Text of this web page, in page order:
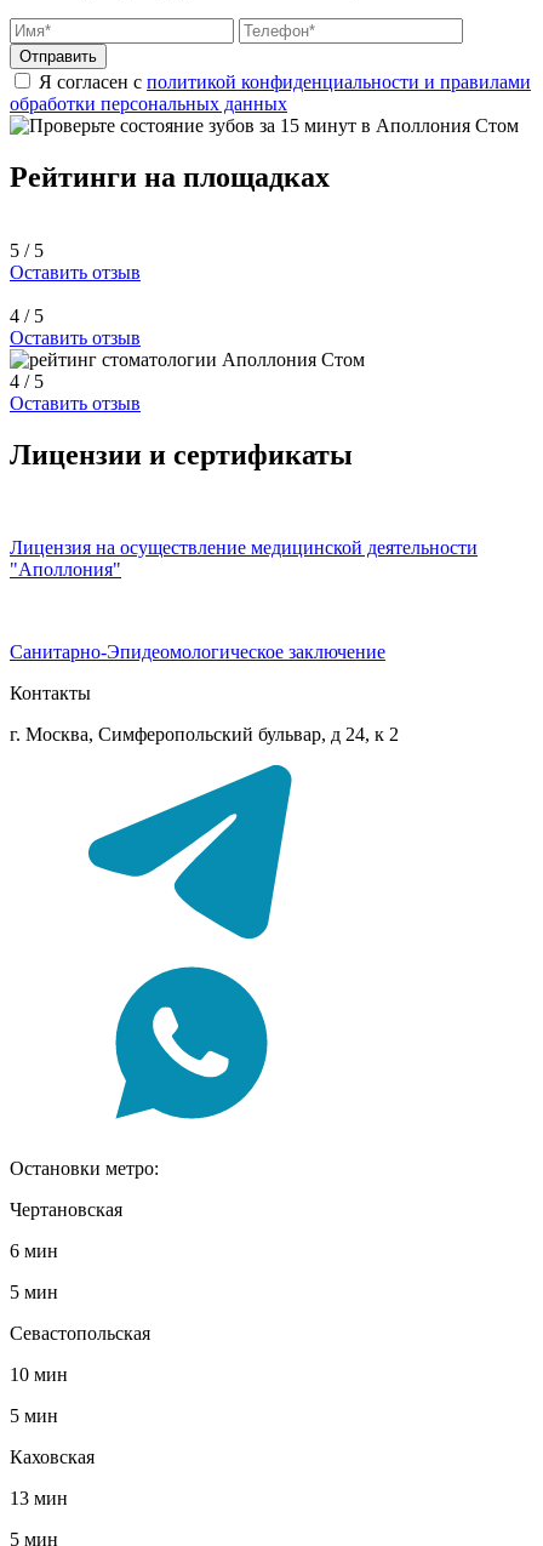
Отправить
Я согласен с политикой конфиденциальности и правилами
обработки персональных данных
Рейтинги на площадках
5 / 5
Оставить отзыв
4 / 5
Оставить отзыв
4 / 5
Оставить отзыв
Лицензии и сертификаты
Лицензия на осуществление медицинской деятельности
"Аполлония"
Санитарно-Эпидеомологическое заключение
Контакты
г. Москва, Симферопольский бульвар, д 24, к 2
Остановки метро:
Чертановская
6 мин
5 мин
Севастопольская
10 мин
5 мин
Каховская
13 мин
5 мин